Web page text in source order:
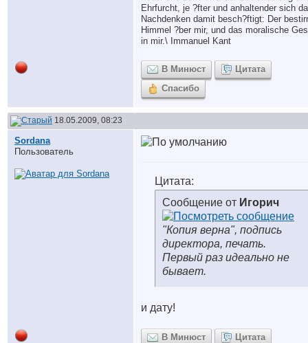
Ehrfurcht, je ?fter und anhaltender sich
Nachdenken damit besch?ftigt: Der
Himmel ?ber mir, und das moralische
in mir.\ Immanuel Kant
В Минюст
Цитата
Спасибо
18.05.2009, 08:23
Sordana
Пользователь
Цитата:
Сообщение от Игорич
"Копия верна", подпись
директора, печать.
Первый раз идеально не
бывает.
и дату!
В Минюст
Цитата